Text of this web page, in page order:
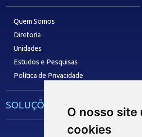
O nosso site
cookies
Quem Somos
Diretoria
Unidades
Estudos e Pesquisas
Política de Privacidade
SOLUÇÕES E SERVIÇOS